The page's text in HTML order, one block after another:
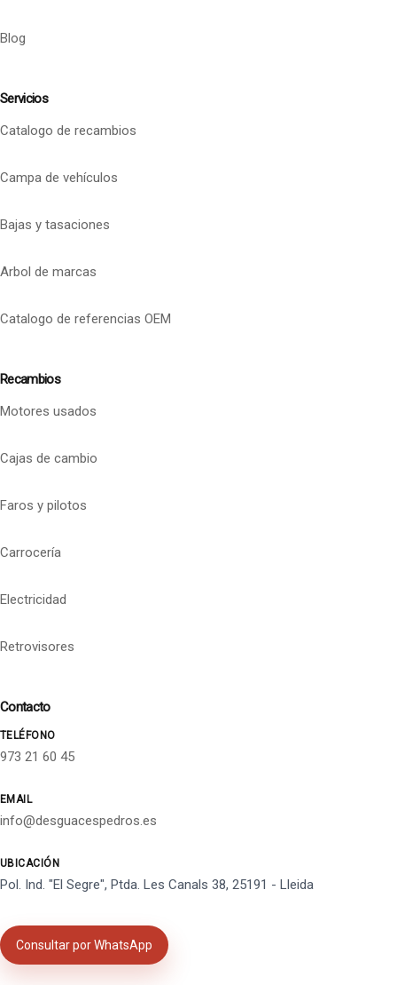
Blog
Servicios
Catalogo de recambios
Campa de vehículos
Bajas y tasaciones
Arbol de marcas
Catalogo de referencias OEM
Recambios
Motores usados
Cajas de cambio
Faros y pilotos
Carrocería
Electricidad
Retrovisores
Contacto
TELÉFONO
973 21 60 45
EMAIL
info@desguacespedros.es
UBICACIÓN
Pol. Ind. "El Segre", Ptda. Les Canals 38, 25191 - Lleida
Consultar por WhatsApp